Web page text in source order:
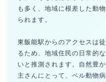
も多く、地域に根差した動
られます。
東飯能駅からのアクセスは
るため、地域住民の日常的
いと推測されます。自然豊
主さんにとって、ベル動物